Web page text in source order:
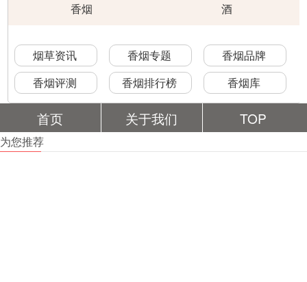
香烟 酒
烟草资讯 香烟专题
香烟品牌
香烟评测
香烟排行榜 香烟库
首页 关于我们 TOP
为您推荐